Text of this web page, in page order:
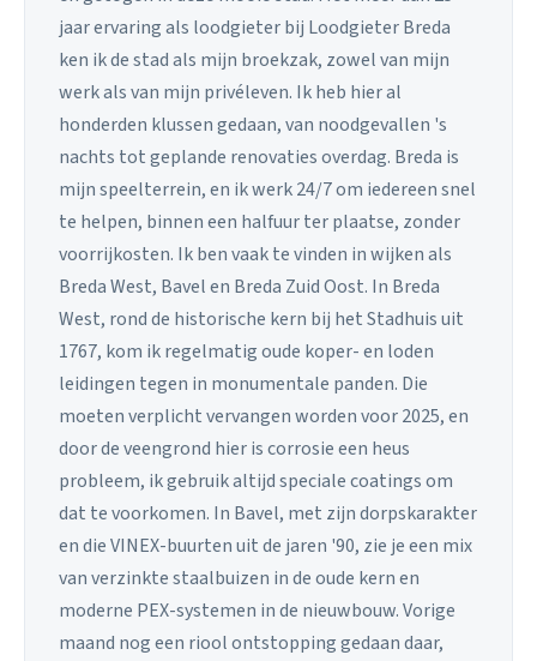
jaar ervaring als loodgieter bij Loodgieter Breda
ken ik de stad als mijn broekzak, zowel van mijn
werk als van mijn privéleven. Ik heb hier al
honderden klussen gedaan, van noodgevallen 's
nachts tot geplande renovaties overdag. Breda is
mijn speelterrein, en ik werk 24/7 om iedereen snel
te helpen, binnen een halfuur ter plaatse, zonder
voorrijkosten. Ik ben vaak te vinden in wijken als
Breda West, Bavel en Breda Zuid Oost. In Breda
West, rond de historische kern bij het Stadhuis uit
1767, kom ik regelmatig oude koper- en loden
leidingen tegen in monumentale panden. Die
moeten verplicht vervangen worden voor 2025, en
door de veengrond hier is corrosie een heus
probleem, ik gebruik altijd speciale coatings om
dat te voorkomen. In Bavel, met zijn dorpskarakter
en die VINEX-buurten uit de jaren '90, zie je een mix
van verzinkte staalbuizen in de oude kern en
moderne PEX-systemen in de nieuwbouw. Vorige
maand nog een riool ontstopping gedaan daar,